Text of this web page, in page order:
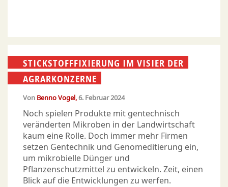
STICKSTOFFFIXIERUNG IM VISIER DER
AGRARKONZERNE
Von Benno Vogel 6. Februar 2024
Noch spielen Produkte mit gentechnisch
veränderten Mikroben in der Landwirtschaft
kaum eine Rolle. Doch immer mehr Firmen
setzen Gentechnik und Genomeditierung ein,
um mikrobielle Dünger und
Pflanzenschutzmittel zu entwickeln. Zeit, einen
Blick auf die Entwicklungen zu werfen.